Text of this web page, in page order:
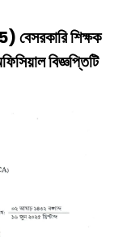
) বেসরকারি শিক্ষক
বিজ্ঞপ্তিটি